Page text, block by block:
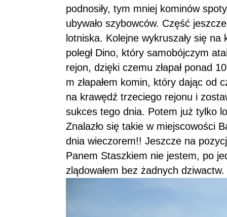
podnosiły, tym mniej kominów
ubywało szybowców. Część
lotniska. Kolejne wykruszały się
poległ Dino, który samobójczym
rejon, dzięki czemu złapał ponad
m złapałem komin, który dając od
na krawędź trzeciego rejonu i
sukces tego dnia. Potem już tylko
Znalazło się takie w miejscowości
dnia wieczorem!! Jeszcze na
Panem Staszkiem nie jestem, po
zlądowałem bez żadnych dziwactw.